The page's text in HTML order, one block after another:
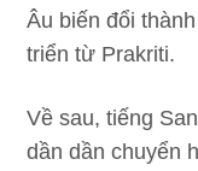
Âu biến đổi
triển từ Prakriti.
Về sau, tiếng
dần dần chuyển